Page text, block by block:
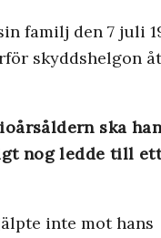
familj den 7 juli
skyddshelgon åt
ska
nog ledde till
inte mot hans